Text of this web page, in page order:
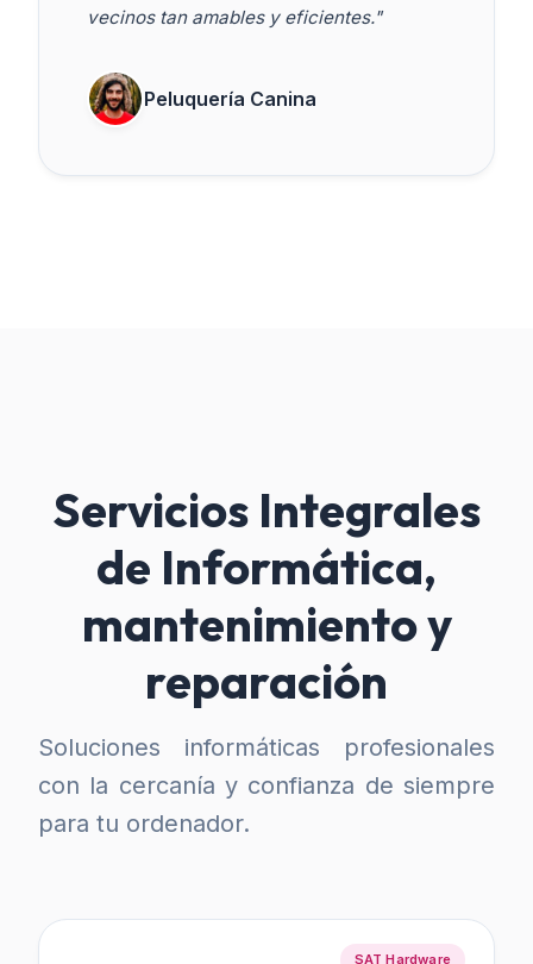
vecinos tan amables y eficientes."
Peluquería Canina
Servicios Integrales
de Informática,
mantenimiento y
reparación
Soluciones informáticas profesionales
con la cercanía y confianza de siempre
para tu ordenador.
SAT Hardware